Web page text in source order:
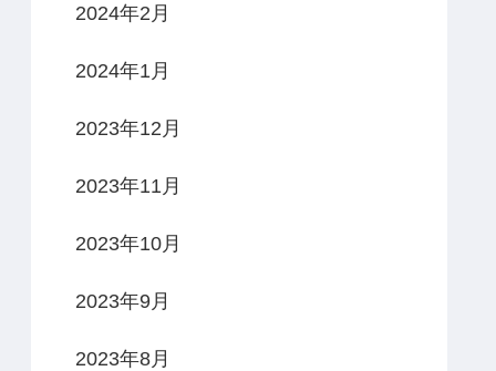
2024年2月
2024年1月
2023年12月
2023年11月
2023年10月
2023年9月
2023年8月